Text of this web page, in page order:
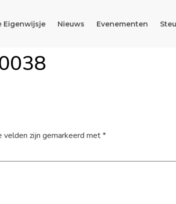
Eigenwijsje Nieuws Evenementen
velden zijn gemarkeerd met*